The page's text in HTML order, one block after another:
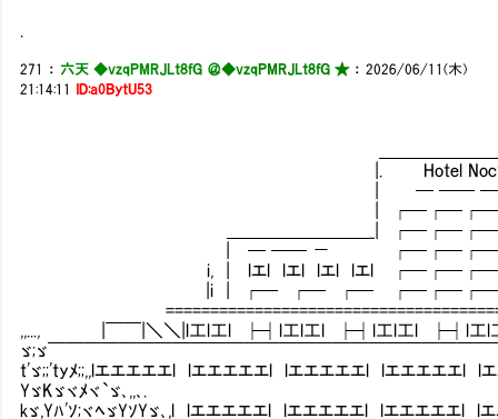
271 ： 六天 ◆vzqPMRJLt8fG ＠◆vzqPMRJLt8fG ★：2026/06/11(木)
21:14:11
ID:a0BytU53
|. Hotel Nocturne |｢｢｢｢｢｢｢
| ─ ── ── ── ─ |｢｢｢｢｢｢｢｢
| ┌─┌─┌─┌─┌─┌─ |｢｢｢｢｢｢｢
＿＿＿＿＿＿＿＿_| ┌─┌─┌─┌─┌─┌─ |｢
| ─ ── － ┌─┌─┌─┌─┌─┌─ |｢｢｢｢｢
i, | lエl lエl lエl lエl ┌─┌─┌─┌─┌─┌─ |｢｢
|i | ┌─ ┌─ ┌─ ┌─┌─┌─┌─┌─┌─ |｢｢｢｢
,,..., |￣￣|＼＼|l工l工l ├┤l工l工l ├┤l工l工l ├┤l工l工l
ゞ;ゞ￣￣￣￣￣￣￣￣￣￣￣￣￣￣￣￣￣￣￣￣￣￣￣￣
t'ゞ;;'tyﾒ;;,,lエエエエエl lエエエエエl lエエエエエl lエエエエエl
YゞKゞヾﾒヾ`ゞ､,,､.
kゞ,Yﾊ'ｿ;ヾﾍゞYｿYゞ､,l lエエエエエl lエエエエエl lエエエエエ